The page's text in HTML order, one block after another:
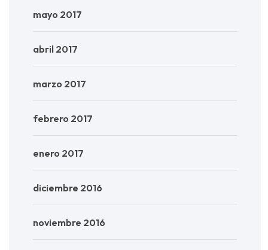
mayo 2017
abril 2017
marzo 2017
febrero 2017
enero 2017
diciembre 2016
noviembre 2016